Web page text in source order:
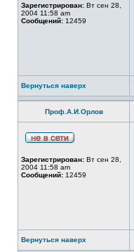
Зарегистрирован: Вт сен 28,
2004 11:58 am
Сообщений: 12459
Вернуться наверх
Проф.А.И.Орлов
Зарегистрирован: Вт сен 28,
2004 11:58 am
Сообщений: 12459
Вернуться наверх